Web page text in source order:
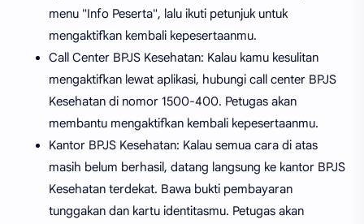
menu "Info Peserta", lalu ikuti petunjuk untuk
mengaktifkan kembali kepesertaanmu.
Call Center BPJS Kesehatan: Kalau kamu kesulitan
mengaktifkan lewat aplikasi, hubungi call center BPJS
Kesehatan di nomor 1500-400. Petugas akan
membantu mengaktifkan kembali kepesertaanmu.
Kantor BPJS Kesehatan: Kalau semua cara di atas
masih belum berhasil, datang langsung ke kantor BPJS
Kesehatan terdekat. Bawa bukti pembayaran
tunggakan dan kartu identitasmu. Petugas akan